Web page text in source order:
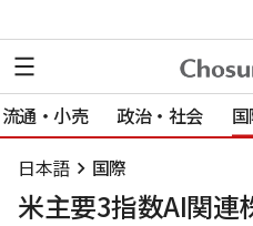
流通・小売 政治・社会
日本語 国際
米主要3指数AI関連